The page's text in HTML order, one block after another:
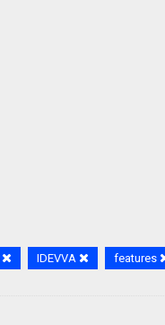
IDEVVA features